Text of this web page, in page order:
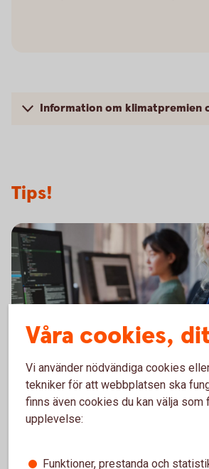
Information om klimatpremien
Tips!
Ramavtalsportalen – för
ramavtal inom leasing
leasingärenden enklare,
Våra cookies,
Vi använder nödvändiga cookies
tekniker för att webbplatsen ska
finns även cookies du kan välja som
upplevelse:
Funktioner, prestanda och